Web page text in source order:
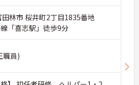
林市 桜井町2丁目1835番地
「喜志駅」徒歩9分
職員)